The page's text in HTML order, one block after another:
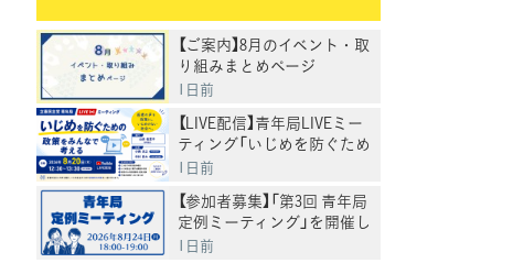
【ご案内】8月のイベント・取
り組みまとめページ
1日前
【LIVE配信】青年局LIVEミー
ティング「いじめを防ぐため
の政策をみんなで考える」
1日前
【参加者募集】「第3回 青年局
定例ミーティング」を開催し
ます
1日前